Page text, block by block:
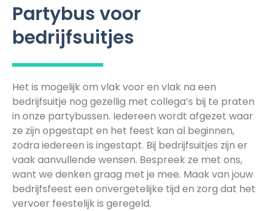
Partybus voor
bedrijfsuitjes
Het is mogelijk om vlak voor en vlak na een
bedrijfsuitje nog gezellig met collega’s bij te praten
in onze partybussen. Iedereen wordt afgezet waar
ze zijn opgestapt en het feest kan al beginnen,
zodra iedereen is ingestapt. Bij bedrijfsuitjes zijn er
vaak aanvullende wensen. Bespreek ze met ons,
want we denken graag met je mee. Maak van jouw
bedrijfsfeest een onvergetelijke tijd en zorg dat het
vervoer feestelijk is geregeld.